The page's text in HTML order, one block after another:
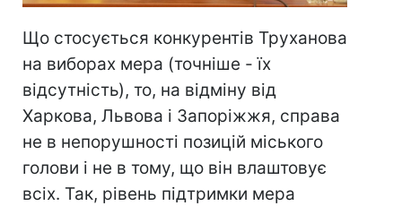
Що стосується конкурентів Труханова
на виборах мера (точніше - їх
відсутність), то, на відміну від
Харкова, Львова і Запоріжжя, справа
не в непорушності позицій міського
голови і не в тому, що він влаштовує
всіх. Так, рівень підтримки мера